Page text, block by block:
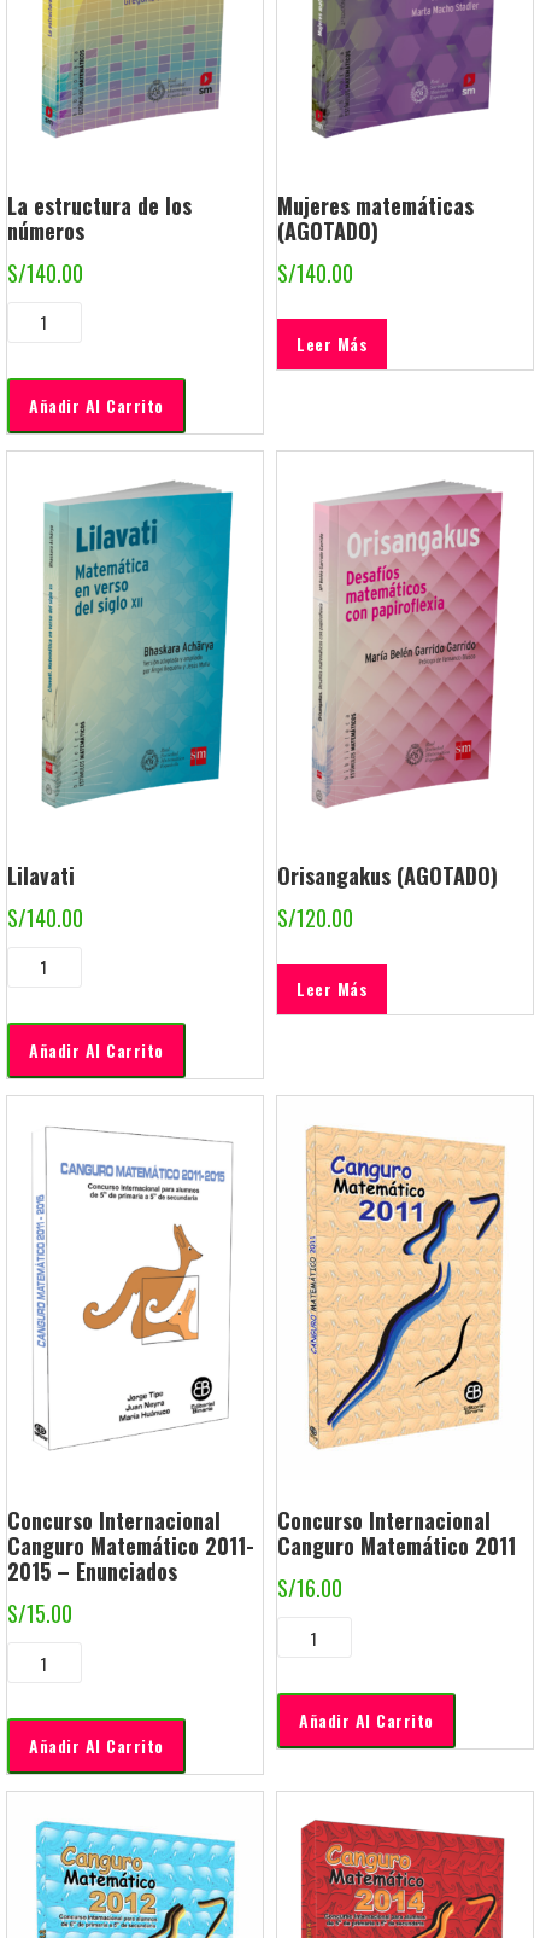
La estructura de los
números
S/140.00
Añadir Al Carrito
Mujeres matemáticas
(AGOTADO)
S/140.00
Leer Más
Lilavati
S/140.00
Añadir Al Carrito
Orisangakus (AGOTADO)
S/120.00
Leer Más
Concurso Internacional
Canguro Matemático 2011-
2015 – Enunciados
S/15.00
Añadir Al Carrito
Concurso Internacional
Canguro Matemático 2011
S/16.00
Añadir Al Carrito